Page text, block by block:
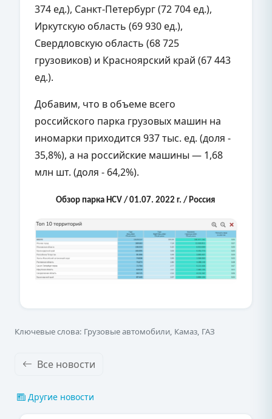
374 ед.), Санкт-Петербург (72 704 ед.),
Иркутскую область (69 930 ед.),
Свердловскую область (68 725
грузовиков) и Красноярский край (67 443
ед.).
Добавим, что в объеме всего
российского парка грузовых машин на
иномарки приходится 937 тыс. ед. (доля -
35,8%), а на российские машины — 1,68
млн шт. (доля - 64,2%).
Обзор парка HCV / 01.07. 2022 г. / Россия
Ключевые слова: Грузовые автомобили, Камаз, ГАЗ
Все новости
Другие новости